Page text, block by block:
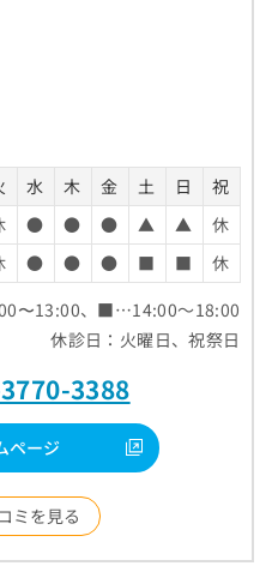
水 木 金 土 日
祝
● ● ● ▲ ▲
休
● ● ● ■ ■
休
〜13:00、■…14:00～18:00
休診日：火曜日、祝祭日
3388
ページ
ミを見る